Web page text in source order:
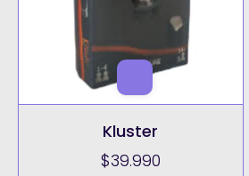
Kluster
$39.990